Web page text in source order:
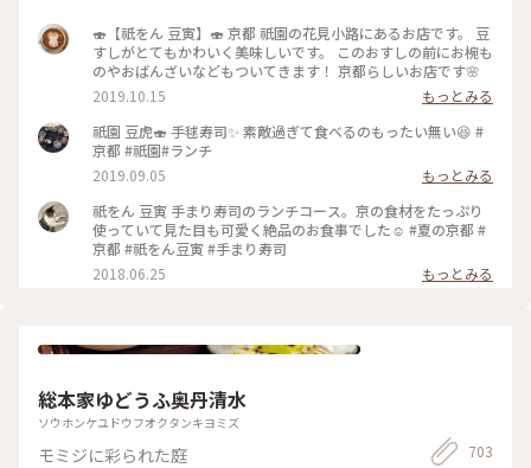
🍣【祇をん 豆寅】🍣 京都 祇園の花見小路にあるお店です。 豆
すしがとてもかわいく美味しいです。 このおすしの前にお椀も
のやおばんざいなどもついてきます！ 京都らしいお店です🌸
2019.10.15
もっとみる
祇園 豆虎🍣 手毬寿司✨ 素敵過ぎて食べるのもったい無い😆 #
京都 #祇園#ランチ
2019.09.05
もっとみる
祇をん 豆寅 手まり寿司のランチコース。京の食材をたっぷり
使っていて見た目も可愛く絶品のお食事でした☺️ #夏の京都 #
京都 #祇をん豆寅 #手まり寿司
2018.06.25
もっとみる
総本家ゆどうふ奥丹清水
ソウホンケユドウフオクタンキヨミズ
モミジに彩られた庭 703